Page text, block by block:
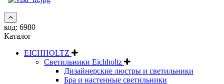
код: 6980
Каталог
EICHHOLTZ
Светильники Eichholtz
Дизайнерские люстры и светильники
Бра и настенные светильники